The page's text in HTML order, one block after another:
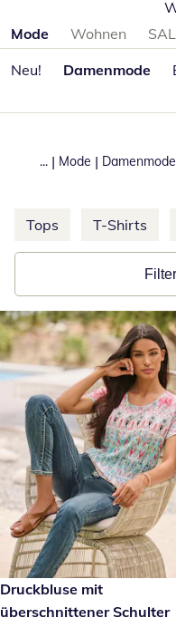
Produktkategorien
Mode Wohnen
Neu!
Damenmode
... | Mode | Damenmode
Weitere Kategorien
Tops T-Shirts
39,99 €
Druckbluse mit
überschnittener Schulter